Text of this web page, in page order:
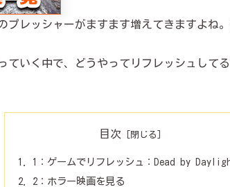
プレッシャーがますます増えてきますよね
ていく中で、どうやってリフレッシュして
目次
1：ゲームでリフレッシュ：Dead by
2：ホラー映画を見る